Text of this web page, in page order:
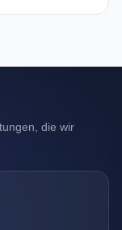
die wir